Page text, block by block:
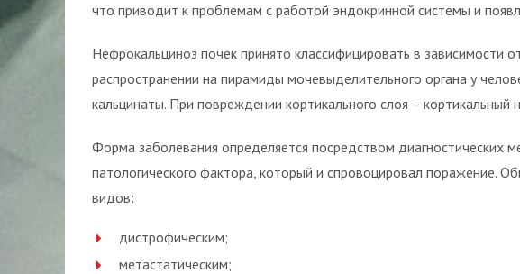
что приводит к проблемам с работой эндокринной системы и
Нефрокальциноз почек принято классифицировать в зависимости
распространении на пирамиды мочевыделительного органа у
кальцинаты. При повреждении кортикального слоя – кортикальный
Форма заболевания определяется посредством диагностических
патологического фактора, который и спровоцировал поражение.
видов:
дистрофическим;
метастатическим;